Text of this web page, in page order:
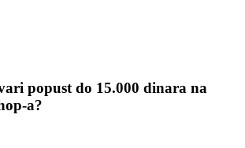
popust do 15.000 dinara na
a?